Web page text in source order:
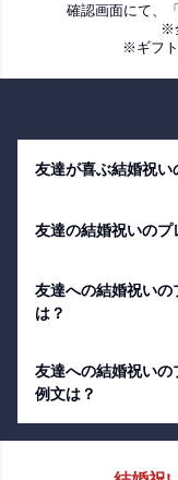
確認画面にて、
※
※ギフ
友達が喜ぶ結婚祝い
友達の結婚祝いのプ
友達への結婚祝い
は？
友達への結婚祝い
例文は？